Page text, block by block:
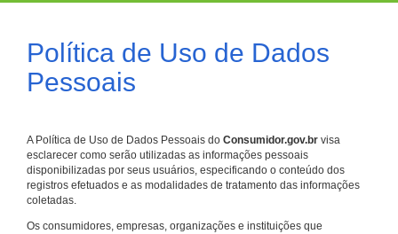
Política de Uso de Dados
Pessoais
A Política de Uso de Dados Pessoais do Consumidor.gov.br visa
esclarecer como serão utilizadas as informações pessoais
disponibilizadas por seus usuários, especificando o conteúdo dos
registros efetuados e as modalidades de tratamento das informações
coletadas.
Os consumidores, empresas, organizações e instituições que